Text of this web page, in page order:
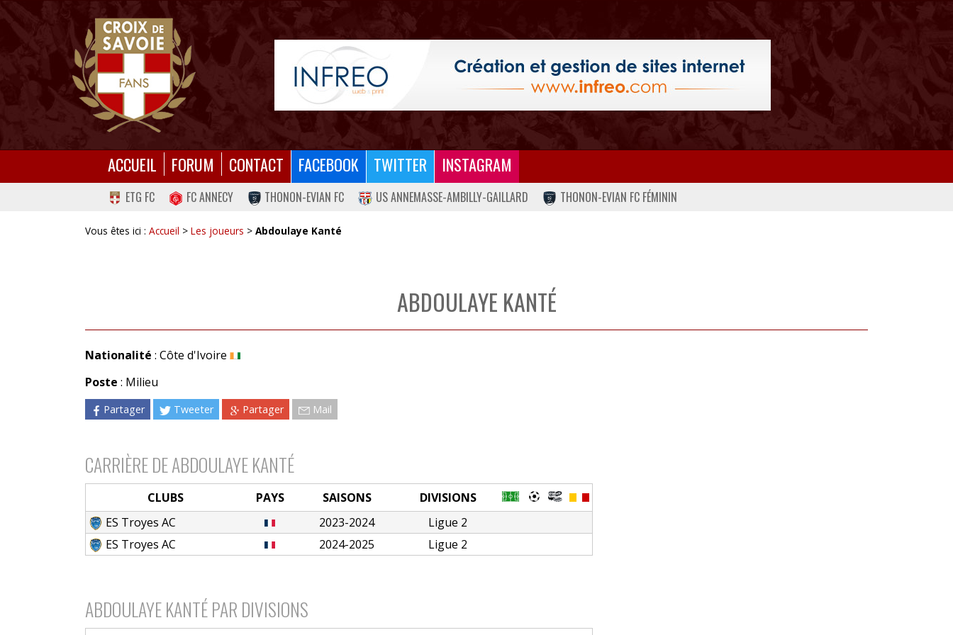
ACCUEIL FORUM CONTACT FACEBOOK TWITTER INSTAGRAM
ETG FC FC ANNECY THONON-EVIAN FC US ANNEMASSE-AMBILLY-GAILLARD THONON-EVIAN FC FÉMININ
Vous êtes ici : Accueil > Les joueurs > Abdoulaye Kanté
ABDOULAYE KANTÉ
Nationalité : Côte d'Ivoire
Poste : Milieu
Partager Tweeter Partager Mail
CARRIÈRE DE ABDOULAYE KANTÉ
CLUBS PAYS SAISONS
DIVISIONS
ES Troyes AC
2023-2024
Ligue 2
ES Troyes AC
2024-2025 Ligue 2
ABDOULAYE KANTÉ PAR DIVISIONS